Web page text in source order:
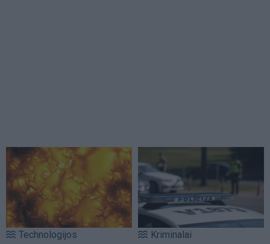
Technologijos Kriminalai